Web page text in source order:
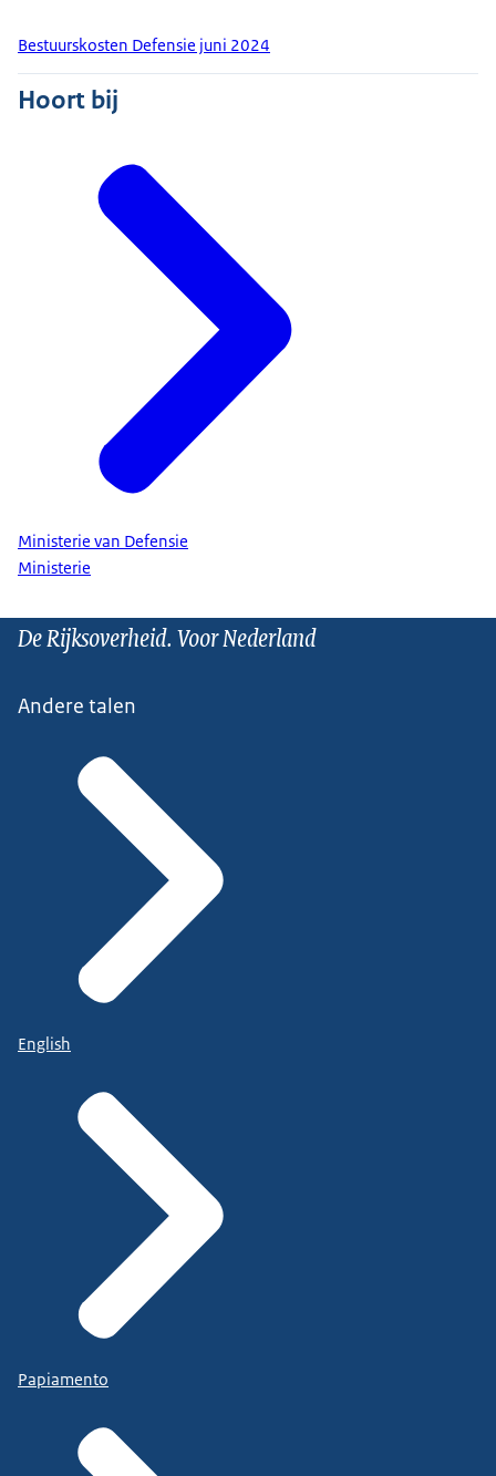
Bestuurskosten Defensie juni 2024
Hoort bij
Ministerie van Defensie
Ministerie
De Rijksoverheid. Voor Nederland
Andere talen
English
Papiamento